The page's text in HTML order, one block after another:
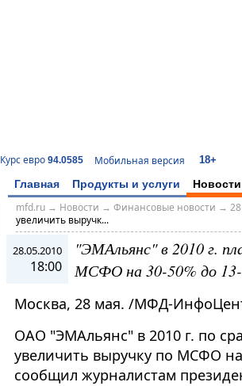
Курс евро 94.0585 Мобильная версия 18+
Главная Продукты и услуги Новости
mfd.ru→ Новости → Финансовые новости →
увеличить выручк...
28.05.2010
18:00
"ЭМАльянс" в 2010 г.
МСФО на 30-50% до 13-
Москва, 28 мая. /МФД-
ОАО "ЭМАльянс" в 2010 г. по
увеличить выручку по МСФО
сообщил журналистам